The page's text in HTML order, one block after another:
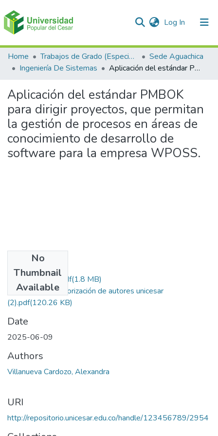
Log In (current)
Communities & Collections
All of DSpace
Statistics
Home Trabajos de Grado (Especializaciones y Pregrados)
Sede Aguachica
Ingeniería De Sistemas
Aplicación del estándar PMBOK para dirigir proyectos, que permitan la gestión de procesos en áreas de conocimiento de desarrollo de software para la empresa WPOSS.
Aplicación del estándar PMBOK
para dirigir proyectos, que permitan
la gestión de procesos en áreas de
conocimiento de desarrollo de
software para la empresa WPOSS.
No
Thumbnail
Available
PROYECTO (1).pdf(1.8 MB)
2. Licencia y autorización de autores unicesar
(2).pdf(120.26 KB)
Date
2025-06-09
Authors
Villanueva Cardozo, Alexandra
URI
http://repositorio.unicesar.edu.co/handle/123456789/2954